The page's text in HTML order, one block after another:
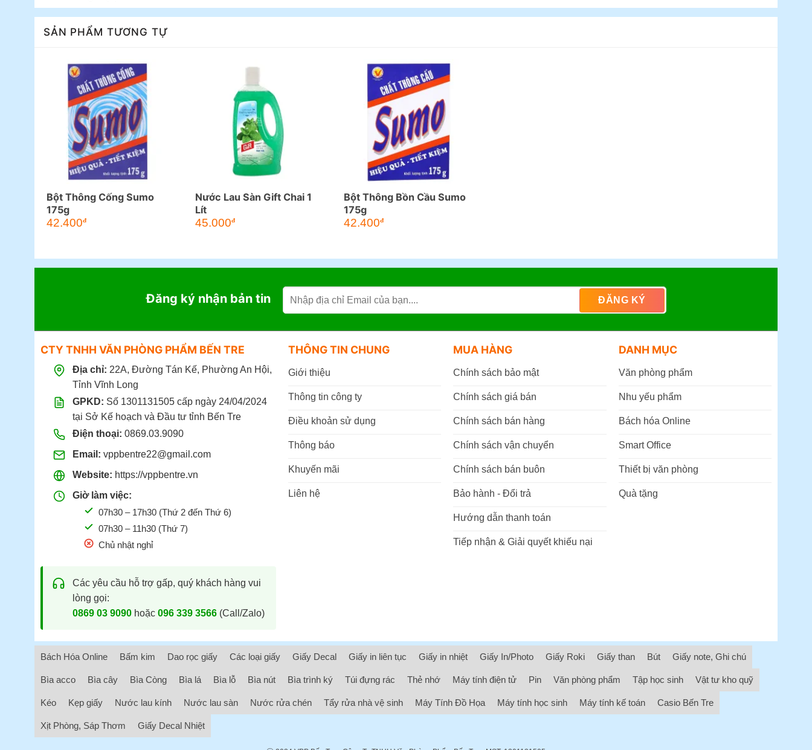
SẢN PHẨM TƯƠNG TỰ
Bột Thông Cống Sumo
175g
42.400đ
Nước Lau Sàn Gift Chai 1
Lít
45.000đ
Bột Thông Bồn Cầu Sumo
175g
42.400đ
Đăng ký nhận bản tin
CTY TNHH VĂN PHÒNG PHẨM BẾN TRE
Địa chỉ: 22A, Đường Tán Kế, Phường An Hội,
Tỉnh Vĩnh Long
GPKD: Số 1301131505 cấp ngày 24/04/2024
tại Sở Kế hoạch và Đầu tư tỉnh Bến Tre
Điện thoại: 0869.03.9090
Email: vppbentre22@gmail.com
Website: https://vppbentre.vn
Giờ làm việc:
07h30 – 17h30 (Thứ 2 đến Thứ 6)
07h30 – 11h30 (Thứ 7)
Chủ nhật nghỉ
Các yêu cầu hỗ trợ gấp, quý khách hàng vui
lòng gọi:
0869 03 9090hoặc 096 339 3566(Call/Zalo)
THÔNG TIN CHUNG
Giới thiệu
Thông tin công ty
Điều khoản sử dụng
Thông báo
Khuyến mãi
Liên hệ
MUA HÀNG
Chính sách bảo mật
Chính sách giá bán
Chính sách bán hàng
Chính sách vận chuyển
Chính sách bán buôn
Bảo hành - Đổi trả
Hướng dẫn thanh toán
Tiếp nhận & Giải quyết khiếu nại
DANH MỤC
Văn phòng phẩm
Nhu yếu phẩm
Bách hóa Online
Smart Office
Thiết bị văn phòng
Quà tặng
Bách Hóa Online Bấm kim Dao rọc giấy Các loại giấy Giấy Decal Giấy in liên tục Giấy in nhiệt Giấy In/Photo Giấy Roki Giấy than Bút Giấy note, Ghi chú
Bìa acco Bìa cây Bìa Còng Bìa lá Bìa lỗ Bìa nút Bìa trình ký Túi đựng rác Thẻ nhớ Máy tính điện tử Pin Văn phòng phẩm Tập học sinh Vật tư kho quỹ
Kéo Kẹp giấy Nước lau kính Nước lau sàn Nước rửa chén Tẩy rửa nhà vệ sinh Máy Tính Đồ Họa Máy tính học sinh Máy tính kế toán Casio Bến Tre
Xịt Phòng, Sáp Thơm Giấy Decal Nhiệt